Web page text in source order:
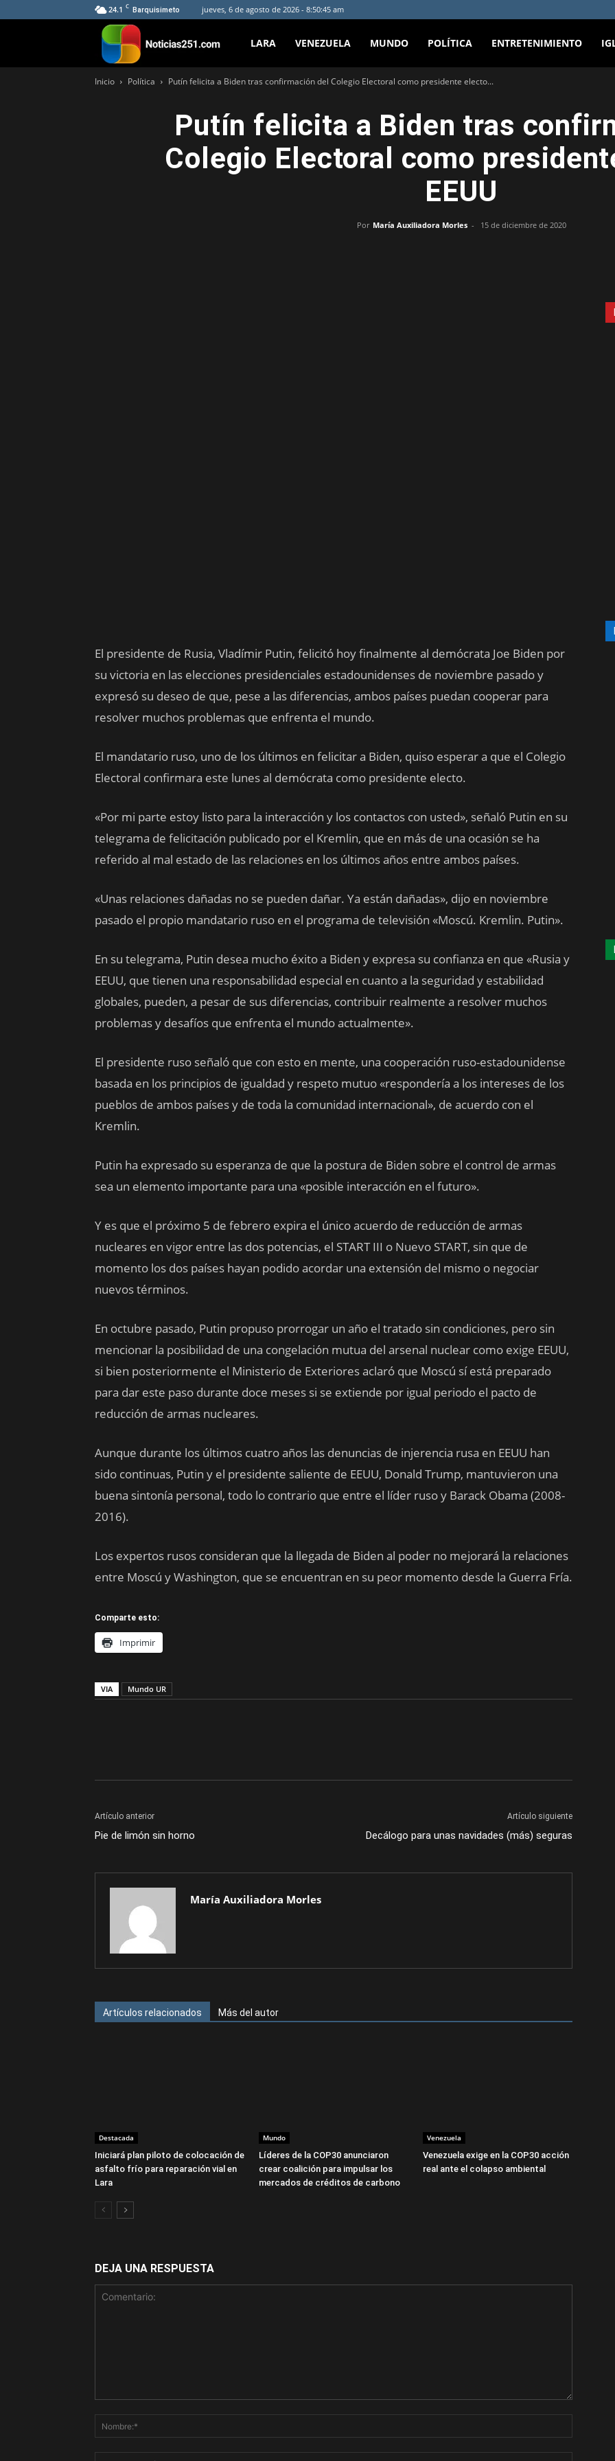
24.1 C Barquisimeto jueves, 6 de agosto de 2026 - 8:50:45 am
Noticias251
LARA VENEZUELA MUNDO POLÍTICA ENTRETENIMIENTO
Inicio Política Putín felicita a Biden tras confirmación del Colegio Electoral como presidente electo...
Putín felicita a Biden tras
Colegio Electoral como
EEUU
Por María Auxiliadora Morles - 15 de diciembre de 2020
El presidente de Rusia, Vladímir Putin, felicitó hoy finalmente al demócrata Joe Biden por
su victoria en las elecciones presidenciales estadounidenses de noviembre pasado y
expresó su deseo de que, pese a las diferencias, ambos países puedan cooperar para
resolver muchos problemas que enfrenta el mundo.
El mandatario ruso, uno de los últimos en felicitar a Biden, quiso esperar a que el Colegio
Electoral confirmara este lunes al demócrata como presidente electo.
«Por mi parte estoy listo para la interacción y los contactos con usted», señaló Putin en su
telegrama de felicitación publicado por el Kremlin, que en más de una ocasión se ha
referido al mal estado de las relaciones en los últimos años entre ambos países.
«Unas relaciones dañadas no se pueden dañar. Ya están dañadas», dijo en noviembre
pasado el propio mandatario ruso en el programa de televisión «Moscú. Kremlin. Putin».
En su telegrama, Putin desea mucho éxito a Biden y expresa su confianza en que «Rusia y
EEUU, que tienen una responsabilidad especial en cuanto a la seguridad y estabilidad
globales, pueden, a pesar de sus diferencias, contribuir realmente a resolver muchos
problemas y desafíos que enfrenta el mundo actualmente».
El presidente ruso señaló que con esto en mente, una cooperación ruso-estadounidense
basada en los principios de igualdad y respeto mutuo «respondería a los intereses de los
pueblos de ambos países y de toda la comunidad internacional», de acuerdo con el
Kremlin.
Putin ha expresado su esperanza de que la postura de Biden sobre el control de armas
sea un elemento importante para una «posible interacción en el futuro».
Y es que el próximo 5 de febrero expira el único acuerdo de reducción de armas
nucleares en vigor entre las dos potencias, el START III o Nuevo START, sin que de
momento los dos países hayan podido acordar una extensión del mismo o negociar
nuevos términos.
En octubre pasado, Putin propuso prorrogar un año el tratado sin condiciones, pero sin
mencionar la posibilidad de una congelación mutua del arsenal nuclear como exige EEUU,
si bien posteriormente el Ministerio de Exteriores aclaró que Moscú sí está preparado
para dar este paso durante doce meses si se extiende por igual periodo el pacto de
reducción de armas nucleares.
Aunque durante los últimos cuatro años las denuncias de injerencia rusa en EEUU han
sido continuas, Putin y el presidente saliente de EEUU, Donald Trump, mantuvieron una
buena sintonía personal, todo lo contrario que entre el líder ruso y Barack Obama (2008-
2016).
Los expertos rusos consideran que la llegada de Biden al poder no mejorará la relaciones
entre Moscú y Washington, que se encuentran en su peor momento desde la Guerra Fría.
Comparte esto:
Imprimir
VIA Mundo UR
Artículo anterior
Pie de limón sin horno
Artículo siguiente
Decálogo para unas navidades (más) seguras
María Auxiliadora Morles
Artículos relacionados Más del autor
Destacada
Iniciará plan piloto de colocación de
asfalto frío para reparación vial en
Lara
Mundo
Líderes de la COP30 anunciaron
crear coalición para impulsar los
mercados de créditos de carbono
Venezuela
Venezuela exige en la COP30 acción
real ante el colapso ambiental
DEJA UNA RESPUESTA